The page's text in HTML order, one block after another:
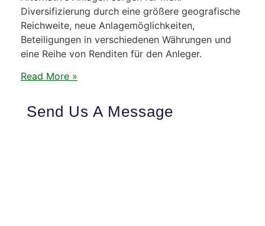
Diversifizierung durch eine größere geografische
Reichweite, neue Anlagemöglichkeiten,
Beteiligungen in verschiedenen Währungen und
eine Reihe von Renditen für den Anleger.
Read More »
Send Us A Message